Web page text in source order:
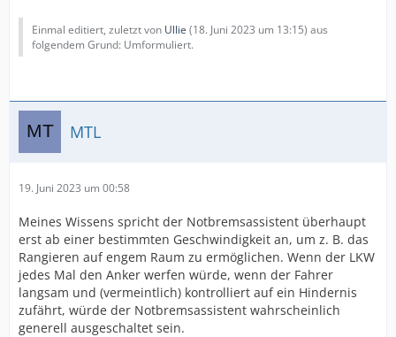
Einmal editiert, zuletzt von Ullie (18. Juni 2023 um 13:15) aus
folgendem Grund: Umformuliert.
MTL
19. Juni 2023 um 00:58
Meines Wissens spricht der Notbremsassistent überhaupt
erst ab einer bestimmten Geschwindigkeit an, um z. B. das
Rangieren auf engem Raum zu ermöglichen. Wenn der LKW
jedes Mal den Anker werfen würde, wenn der Fahrer
langsam und (vermeintlich) kontrolliert auf ein Hindernis
zufährt, würde der Notbremsassistent wahrscheinlich
generell ausgeschaltet sein.